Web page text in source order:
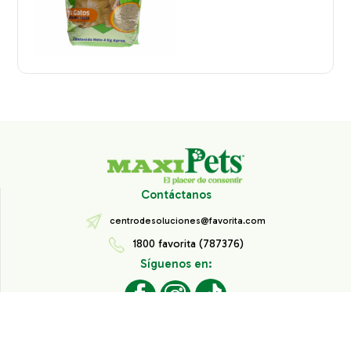
Contáctanos
centrodesoluciones@favorita.com
1800 favorita (787376)
Síguenos en: